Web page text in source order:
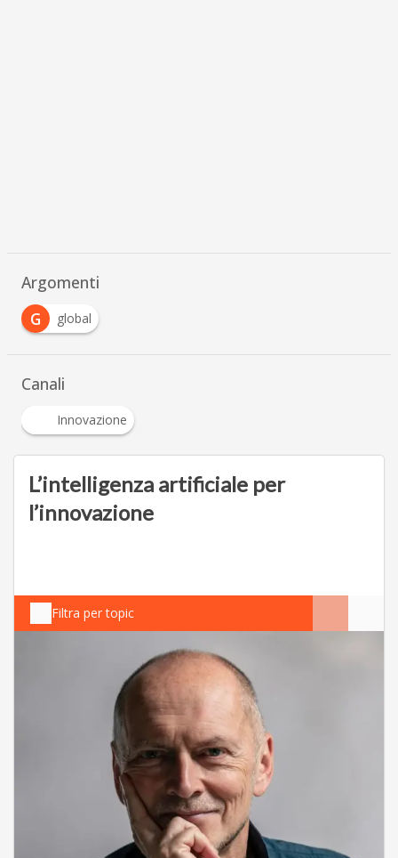
Argomenti
G
global
Canali
Innovazione
L’intelligenza artificiale per
l’innovazione
Filtra per topic